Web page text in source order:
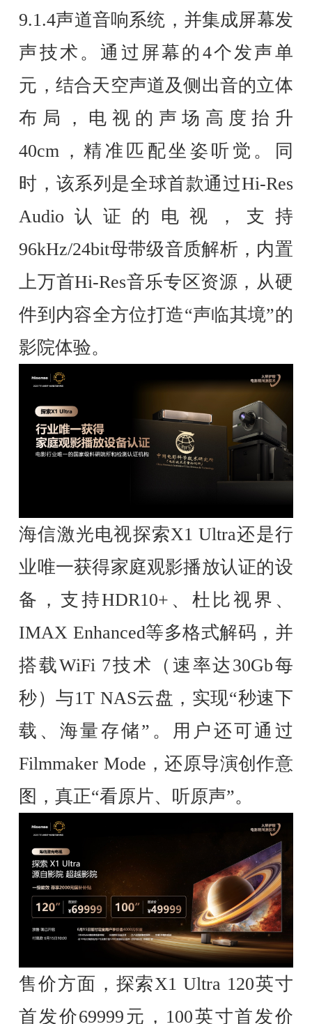
9.1.4声道音响系统，并集成屏幕发
声技术。通过屏幕的4个发声单
元，结合天空声道及侧出音的立体
布局，电视的声场高度抬升
40cm，精准匹配坐姿听觉。同
时，该系列是全球首款通过Hi-Res
Audio认证的电视，支持
96kHz/24bit母带级音质解析，内置
上万首Hi-Res音乐专区资源，从硬
件到内容全方位打造“声临其境”的
影院体验。
海信激光电视探索X1 Ultra还是行
业唯一获得家庭观影播放认证的设
备，支持HDR10+、杜比视界、
IMAX Enhanced等多格式解码，并
搭载WiFi 7技术（速率达30Gb每
秒）与1T NAS云盘，实现“秒速下
载、海量存储”。用户还可通过
Filmmaker Mode，还原导演创作意
图，真正“看原片、听原声”。
售价方面，探索X1 Ultra 120英寸
首发价69999元，100英寸首发价